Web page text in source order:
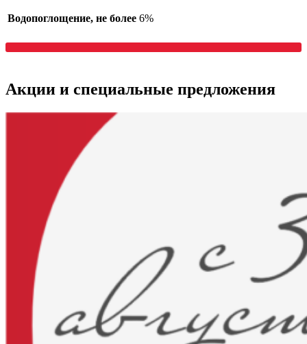
Водопоглощение, не более 6%
Акции и специальные предложения